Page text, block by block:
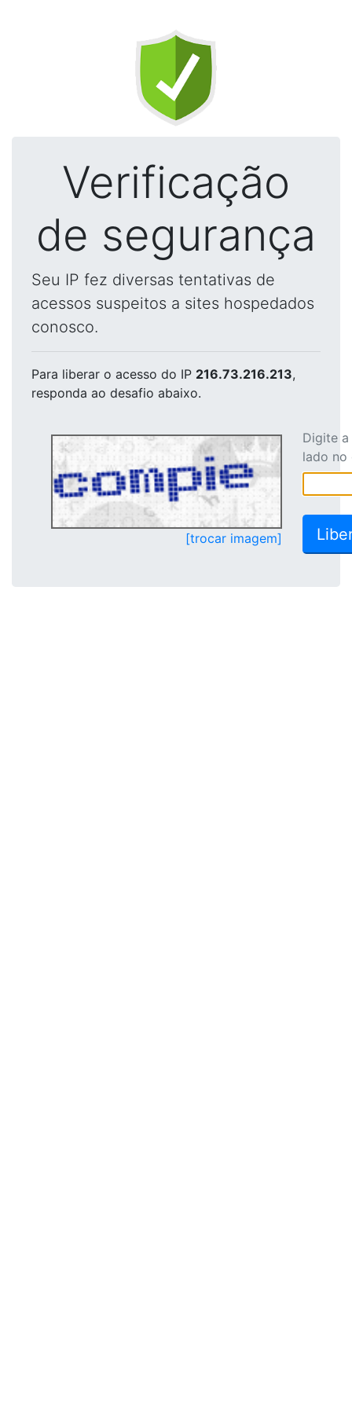
Verificação
de segurança
Seu IP fez diversas tentativas de
acessos suspeitos a sites hospedados
conosco.
Para liberar o acesso do IP 216.73.216.213,
responda ao desafio abaixo.
[trocar imagem]
Digite
lado no